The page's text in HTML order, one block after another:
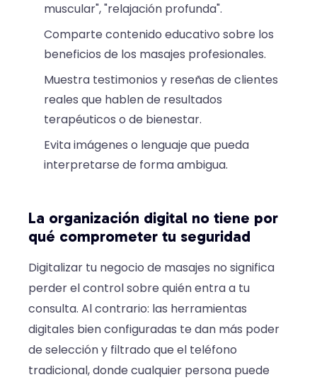
muscular", "relajación profunda".
Comparte contenido educativo sobre los
beneficios de los masajes profesionales.
Muestra testimonios y reseñas de clientes
reales que hablen de resultados
terapéuticos o de bienestar.
Evita imágenes o lenguaje que pueda
interpretarse de forma ambigua.
La organización digital no tiene por
qué comprometer tu seguridad
Digitalizar tu negocio de masajes no significa
perder el control sobre quién entra a tu
consulta. Al contrario: las herramientas
digitales bien configuradas te dan más poder
de selección y filtrado que el teléfono
tradicional, donde cualquier persona puede